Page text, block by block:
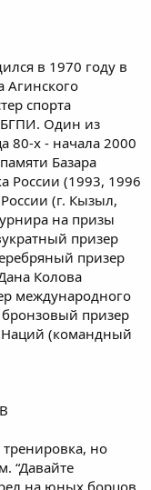
в 1970 году в
Агинского
спорта
БГПИ. Один из
80-х - начала 2000
Базара
России (1993, 1996
(г. Кызыл,
на призы
призер
призер
Колова
международного
призер
(командный
тренировка, но
“Давайте
на юных борцов